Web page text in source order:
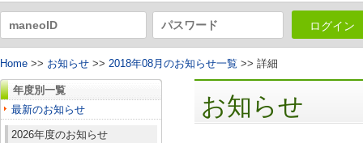
ログイン
Home >> お知らせ >> 2018年08月のお知らせ一覧 >> 詳細
年度別一覧
最新のお知らせ
2026年度のお知らせ
お知らせ